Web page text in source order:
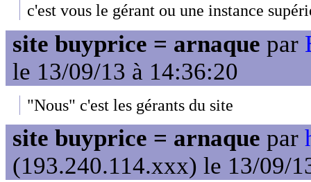
c'est vous le gérant ou une instance
site buyprice = arnaque par
le 13/09/13 à 14:36:20
"Nous" c'est les gérants du site
site buyprice = arnaque par
(193.240.114.xxx) le 13/09/